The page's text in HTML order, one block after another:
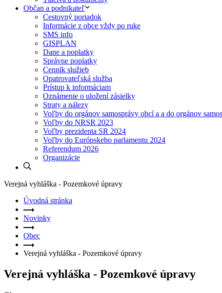
Občan a podnikateľ
Cestovný poriadok
Informácie z obce vždy po ruke
SMS info
GISPLAN
Dane a poplatky
Správne poplatky
Cenník služieb
Opatrovateľská služba
Prístup k informáciam
Oznámenie o uložení zásielky
Straty a nálezy
Voľby do orgánov samosprávy obcí a a do orgánov
Voľby do NRSR 2023
Voľby prezidenta SR 2024
Voľby do Európskeho parlamentu 2024
Referendum 2026
Organizácie
Verejná vyhláška - Pozemkové úpravy
Úvodná stránka
Novinky
Obec
Verejná vyhláška - Pozemkové úpravy
Verejná vyhláška - Pozemkové úpravy